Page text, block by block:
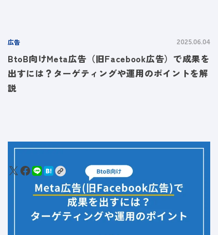
広告 2025.06.04
BtoB向けMeta広告（旧Facebook広告）で成果を
出すには？ターゲティングや運用のポイントを解
説